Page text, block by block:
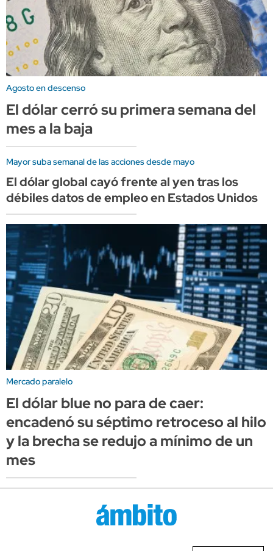
Agosto en descenso
El dólar cerró su primera semana del
mes a la baja
Mayor suba semanal de las acciones desde mayo
El dólar global cayó frente al yen tras los
débiles datos de empleo en Estados Unidos
Mercado paralelo
El dólar blue no para de caer:
encadenó su séptimo retroceso al hilo
y la brecha se redujo a mínimo de un
mes